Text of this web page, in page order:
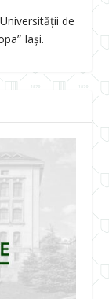
de
Iași.